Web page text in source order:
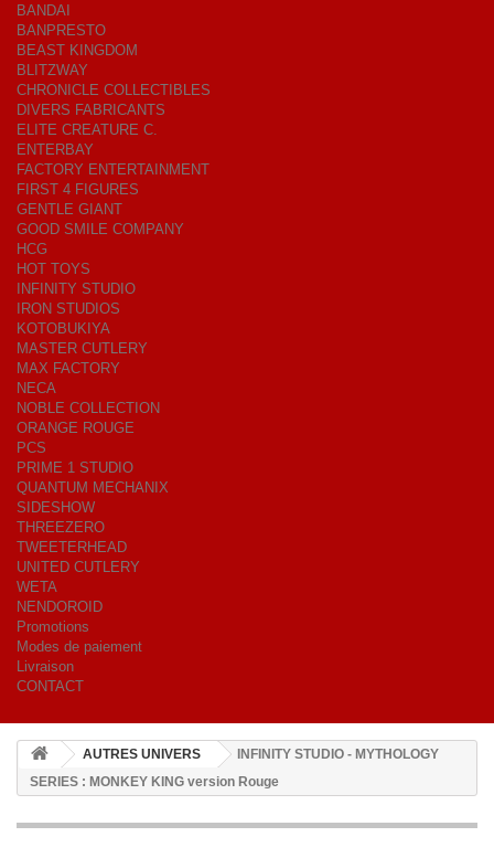
BANDAI
BANPRESTO
BEAST KINGDOM
BLITZWAY
CHRONICLE COLLECTIBLES
DIVERS FABRICANTS
ELITE CREATURE C.
ENTERBAY
FACTORY ENTERTAINMENT
FIRST 4 FIGURES
GENTLE GIANT
GOOD SMILE COMPANY
HCG
HOT TOYS
INFINITY STUDIO
IRON STUDIOS
KOTOBUKIYA
MASTER CUTLERY
MAX FACTORY
NECA
NOBLE COLLECTION
ORANGE ROUGE
PCS
PRIME 1 STUDIO
QUANTUM MECHANIX
SIDESHOW
THREEZERO
TWEETERHEAD
UNITED CUTLERY
WETA
NENDOROID
Promotions
Modes de paiement
Livraison
CONTACT
AUTRES UNIVERS
INFINITY STUDIO - MYTHOLOGY
SERIES : MONKEY KING version Rouge